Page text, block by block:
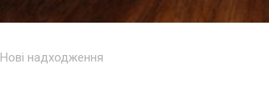
Нові надходження